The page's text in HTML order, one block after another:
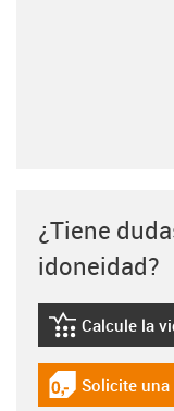
¿Tiene
idoneidad?
igus-icon-
Calcule la
igus-icon-
Solicite